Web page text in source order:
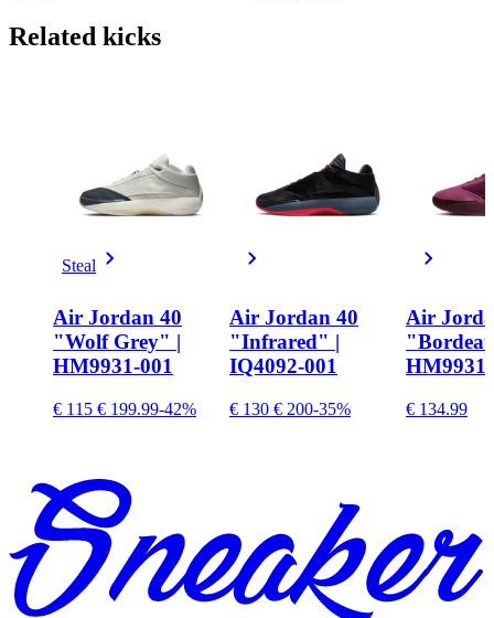
Related kicks
Steal
Air Jordan 40
"Wolf Grey" |
HM9931-001
€ 115 € 199.99-42%
Air Jordan 40
"Infrared" |
IQ4092-001
€ 130 € 200-35%
Air
€ 134.99